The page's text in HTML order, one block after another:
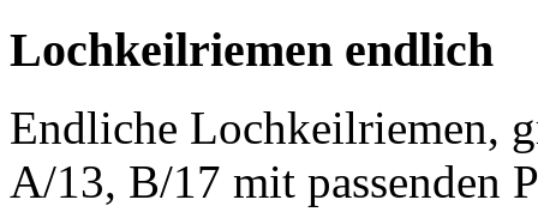
Lochkeilriemen endlich
Endliche Lochkeilriemen,
A/13, B/17 mit passenden